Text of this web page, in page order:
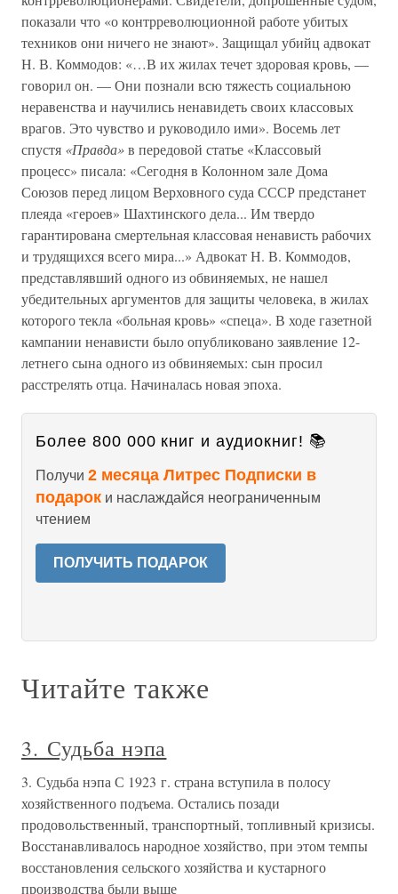
показали что «о контрреволюционной работе убитых
техников они ничего не знают». Защищал убийц адвокат
Н. В. Коммодов: «…В их жилах течет здоровая кровь, —
говорил он. — Они познали всю тяжесть социальною
неравенства и научились ненавидеть своих классовых
врагов. Это чувство и руководило ими». Восемь лет
спустя «Правда»в передовой статье «Классовый
процесс» писала: «Сегодня в Колонном зале Дома
Союзов перед лицом Верховного суда СССР предстанет
плеяда «героев» Шахтинского дела... Им твердо
гарантирована смертельная классовая ненависть рабочих
и трудящихся всего мира...» Адвокат Н. В. Коммодов,
представлявший одного из обвиняемых, не нашел
убедительных аргументов для защиты человека, в жилах
которого текла «больная кровь» «спеца». В ходе газетной
кампании ненависти было опубликовано заявление 12-
летнего сына одного из обвиняемых: сын просил
расстрелять отца. Начиналась новая эпоха.
Более 800 000 книг и аудиокниг! 📚
Получи 2 месяца Литрес Подписки в
подарок и наслаждайся неограниченным
чтением
ПОЛУЧИТЬ ПОДАРОК
Читайте также
3. Судьба нэпа
3. Судьба нэпа С 1923 г. страна вступила в полосу
хозяйственного подъема. Остались позади
продовольственный, транспортный, топливный кризисы.
Восстанавливалось народное хозяйство, при этом темпы
восстановления сельского хозяйства и кустарного
производства были выше